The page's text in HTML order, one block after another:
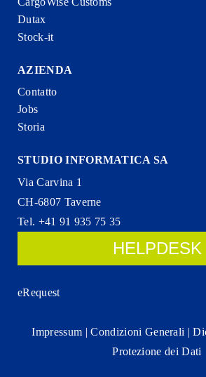
Dutax
Stock-it
AZIENDA
Contatto
Jobs
Storia
STUDIO INFORMATICA SA
Via Carvina 1
CH-6807 Taverne
Tel. +41 91 935 75 35
HELPDESK
eRequest
Impressum |Condizioni Generali |
Protezione dei Dati